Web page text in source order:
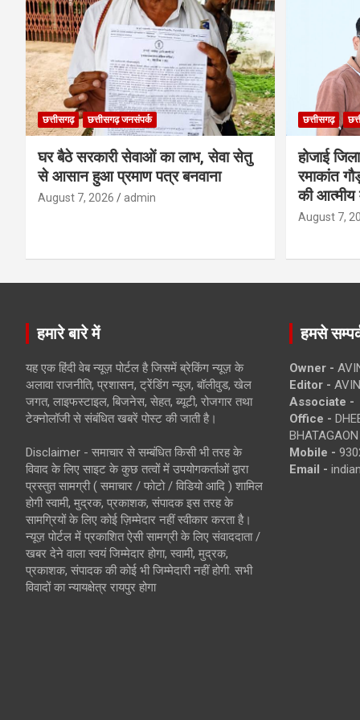
छत्तीसगढ़ छत्तीसगढ़ जनसंपर्क
घर बैठे सरकारी सेवाओं का लाभ, सेवा सेतु
से आसान हुआ प्रमाण पत्र बनवाना
August 7, 2026 admin
छत्तीसगढ़
होजाई
रमाकांत
की आत्मीय
August 7,
हमारे बारे में
यह एक हिंदी वेब न्यूज़ पोर्टल है जिसमें ब्रेकिंग न्यूज़ के
अलावा राजनीति, प्रशासन, ट्रेंडिंग न्यूज, बॉलीवुड, खेल
जगत, लाइफस्टाइल, बिजनेस, सेहत, ब्यूटी, रोजगार तथा
टेक्नोलॉजी से संबंधित खबरें पोस्ट की जाती है।
Disclaimer - समाचार से सम्बंधित किसी भी तरह के
विवाद के लिए साइट के कुछ तत्वों में उपयोगकर्ताओं द्वारा
प्रस्तुत सामग्री ( समाचार / फोटो / विडियो आदि ) शामिल
होगी स्वामी, मुद्रक, प्रकाशक, संपादक इस तरह के
सामग्रियों के लिए कोई ज़िम्मेदार नहीं स्वीकार करता है।
न्यूज़ पोर्टल में प्रकाशित ऐसी सामग्री के लिए संवाददाता /
खबर देने वाला स्वयं जिम्मेदार होगा, स्वामी, मुद्रक,
प्रकाशक, संपादक की कोई भी जिम्मेदारी नहीं होगी. सभी
विवादों का न्यायक्षेत्र रायपुर होगा
हमसे
Owner -
Editor -
Associate -
Office -
Mobile -
Email -